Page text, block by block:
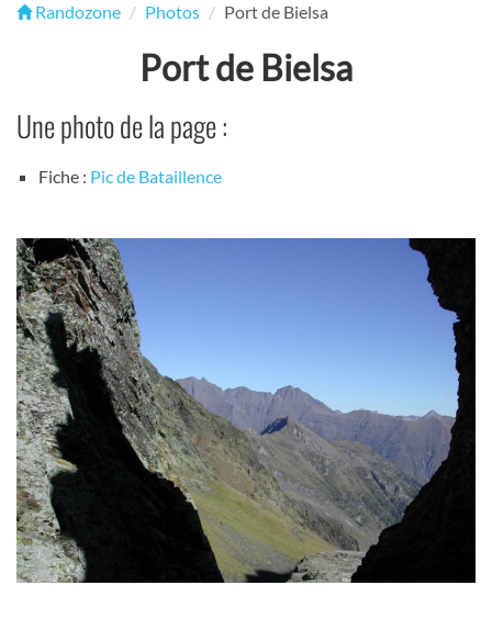
Randozone Photos Port de Bielsa
Port de Bielsa
Une photo de la page :
Fiche : Pic de Bataillence